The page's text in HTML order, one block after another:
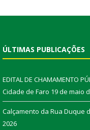
ÚLTIMAS PUBLICAÇÕES
EDITAL DE CHAMAMENTO
Cidade de Faro 19 de maio
Calçamento da Rua Duque
2026